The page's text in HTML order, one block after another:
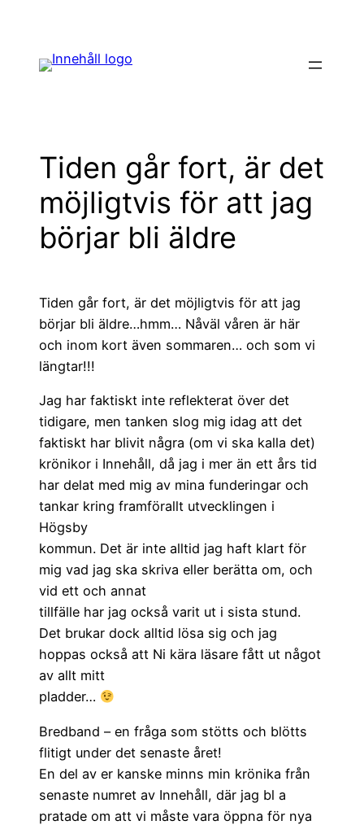
innehåll
Tiden går fort, är det
möjligtvis för att jag
börjar bli äldre
Tiden går fort, är det möjligtvis för att jag
börjar bli äldre…hmm… Nåväl våren är här
och inom kort även sommaren… och som vi
längtar!!!
Jag har faktiskt inte reflekterat över det
tidigare, men tanken slog mig idag att det
faktiskt har blivit några (om vi ska kalla det)
krönikor i Innehåll, då jag i mer än ett års tid
har delat med mig av mina funderingar och
tankar kring framförallt utvecklingen i
Högsby
kommun. Det är inte alltid jag haft klart för
mig vad jag ska skriva eller berätta om, och
vid ett och annat
tillfälle har jag också varit ut i sista stund.
Det brukar dock alltid lösa sig och jag
hoppas också att Ni kära läsare fått ut något
av allt mitt
pladder…
Bredband – en fråga som stötts och blötts
flitigt under det senaste året!
En del av er kanske minns min krönika från
senaste numret av Innehåll, där jag bl a
pratade om att vi måste vara öppna för nya